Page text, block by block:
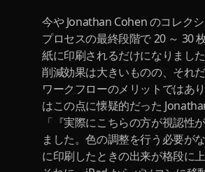
今や Jonathan Cohen のコレク
プロセスの最終段階で 20 ～ 30
紙に印刷されるだけになりまし
削減効果は大きいものの、それ
ワークフローのメリットではあ
はこの点に懐疑的だった
「『実際にこちらの方が視認性
ました。色の調整を行う必要が
に印刷したときの出来が格段に上